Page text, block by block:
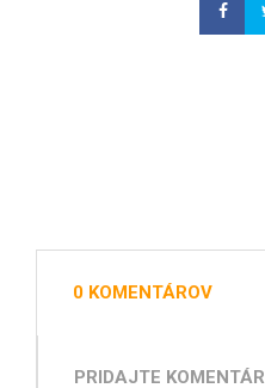
0 KOMENTÁROV
PRIDAJTE KOMENTÁR